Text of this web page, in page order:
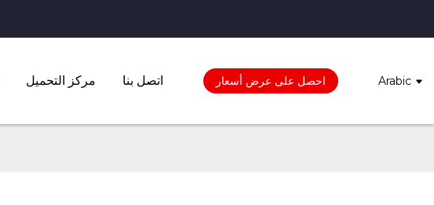
مركز التحميل اتصل بنا احصل على عرض أسعار Arabic